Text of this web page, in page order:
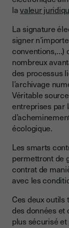
lavaleur
La signature
signer
conventions,…)
nombreux
des processus
l’archivage
Véritable
entreprises par
écologique.
Les smarts
permettront de
contrat de
avec les
Ces deux outils
des données et
plus sécurisé